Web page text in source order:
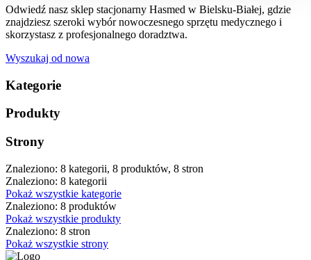
Odwiedź nasz sklep stacjonarny Hasmed w Bielsku-Białej, gdzie
znajdziesz szeroki wybór nowoczesnego sprzętu medycznego i
skorzystasz z profesjonalnego doradztwa.
Wyszukaj od nowa
Kategorie
Produkty
Strony
Znaleziono: 8 kategorii, 8 produktów, 8 stron
Znaleziono: 8 kategorii
Pokaż wszystkie kategorie
Znaleziono: 8 produktów
Pokaż wszystkie produkty
Znaleziono: 8 stron
Pokaż wszystkie strony